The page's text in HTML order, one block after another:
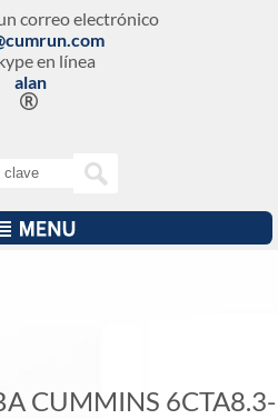
correo electrónico
en línea
alan

CUMMINS 6CTA8.3-